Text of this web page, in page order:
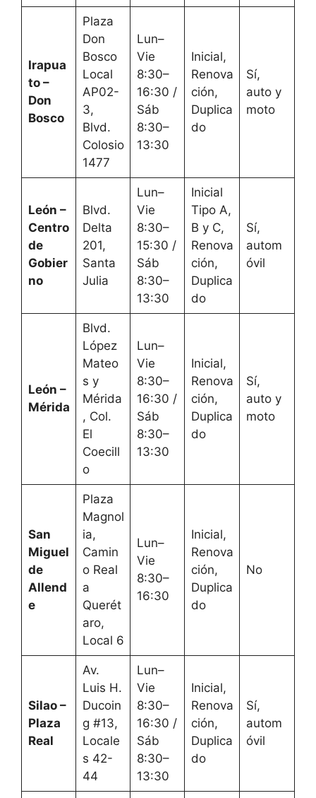
Irapua
to –
Don
Bosco
Plaza
Don
Bosco
Local
AP02-
3,
Blvd.
Colosio
1477
Lun–
Vie
8:30–
16:30 /
Sáb
8:30–
13:30
Inicial,
Renova
ción,
Duplica
do
Sí,
auto y
moto
León –
Centro
de
Gobier
no
Blvd.
Delta
201,
Santa
Julia
Lun–
Vie
8:30–
15:30 /
Sáb
8:30–
13:30
Inicial
Tipo A,
B y C,
Renova
ción,
Duplica
do
Sí,
autom
óvil
León –
Mérida
Blvd.
López
Mateo
s y
Mérida
, Col.
El
Coecill
o
Lun–
Vie
8:30–
16:30 /
Sáb
8:30–
13:30
Inicial,
Renova
ción,
Duplica
do
Sí,
auto y
moto
San
Miguel
de
Allend
e
Plaza
Magnol
ia,
Camin
o Real
a
Querét
aro,
Local 6
Lun–
Vie
8:30–
16:30
Inicial,
Renova
ción,
Duplica
do
No
Silao –
Plaza
Real
Av.
Luis H.
Ducoin
g #13,
Locale
s 42-
44
Lun–
Vie
8:30–
16:30 /
Sáb
8:30–
13:30
Inicial,
Renova
ción,
Duplica
do
Sí,
autom
óvil